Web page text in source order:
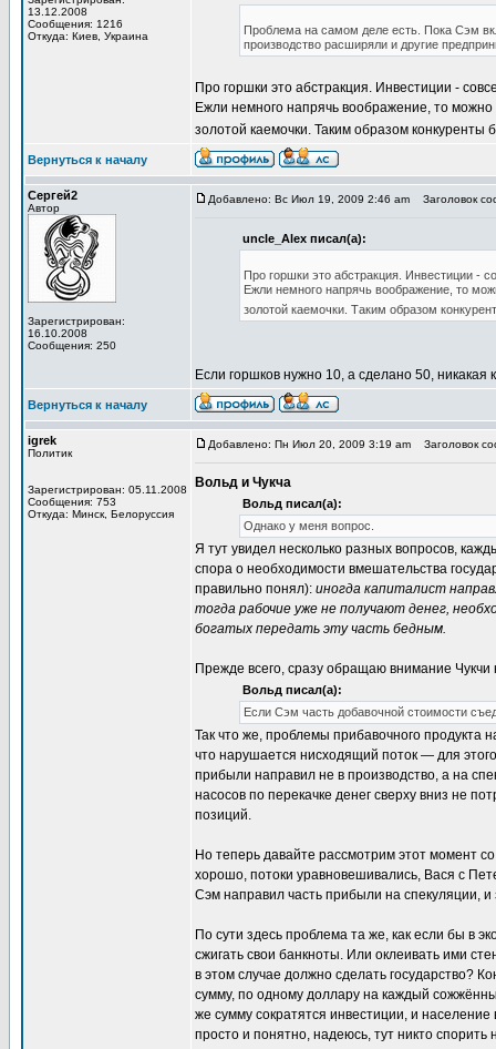
13.12.2008
Сообщения: 1216
Откуда: Киев, Украина
Проблема на самом деле есть. Пока Сэм
производство расширяли и другие
Про горшки это абстракция. Инвестиции -
Ежли немного напрячь воображение, то
золотой каемочки. Таким образом
Вернуться к началу
Сергей2
Автор
Зарегистрирован:
16.10.2008
Сообщения: 250
Добавлено: Вс Июл 19, 2009 2:46 am Заголовок
uncle_Alex писал(а):
Про горшки это абстракция. Инвестиции -
Ежли немного напрячь воображение, то
золотой каемочки. Таким образом
Если горшков нужно 10, а сделано 50, никакая
Вернуться к началу
igrek
Политик
Зарегистрирован: 05.11.2008
Сообщения: 753
Откуда: Минск, Белоруссия
Добавлено: Пн Июл 20, 2009 3:19 am Заголовок
Вольд и Чукча
Вольд писал(а):
Однако у меня вопрос.
Я тут увидел несколько разных вопросов,
спора о необходимости вмешательства
правильно понял): иногда капиталист
тогда рабочие уже не получают денег,
богатых передать эту часть бедным.
Прежде всего, сразу обращаю внимание
Вольд писал(а):
Если Сэм часть добавочной стоимости
Так что же, проблемы прибавочного продукта
что нарушается нисходящий поток — для
прибыли направил не в производство, а на
насосов по перекачке денег сверху вниз не
позиций.
Но теперь давайте рассмотрим этот момент
хорошо, потоки уравновешивались, Вася с
Сэм направил часть прибыли на спекуляции, и
По сути здесь проблема та же, как если бы в
сжигать свои банкноты. Или оклеивать ими
в этом случае должно сделать государство?
сумму, по одному доллару на каждый
же сумму сократятся инвестиции, и
просто и понятно, надеюсь, тут никто спорить